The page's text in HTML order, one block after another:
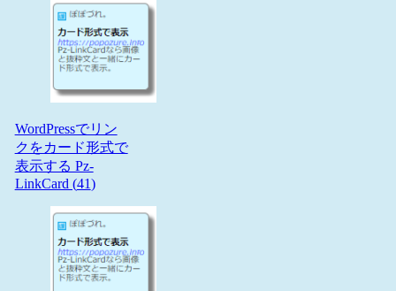
WordPressでリン
クをカード形式で
表示する Pz-
LinkCard (41)